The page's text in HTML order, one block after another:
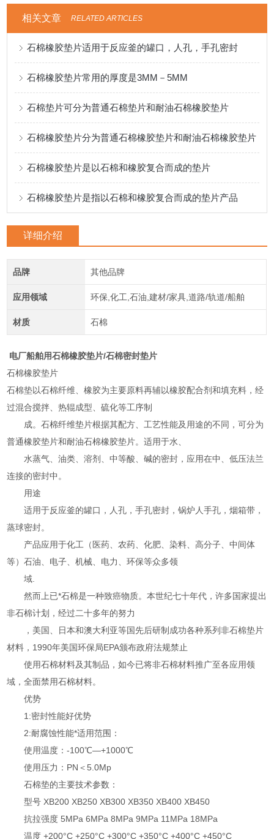
相关文章 RELATED ARTICLES
石棉橡胶垫片适用于反应釜的罐口，人孔，手孔密封
石棉橡胶垫片常用的厚度是3MM－5MM
石棉垫片可分为普通石棉垫片和耐油石棉橡胶垫片
石棉橡胶垫片分为普通石棉橡胶垫片和耐油石棉橡胶垫片
石棉橡胶垫片是以石棉和橡胶复合而成的垫片
石棉橡胶垫片是指以石棉和橡胶复合而成的垫片产品
详细介绍
品牌 其他品牌
应用领域 环保,化工,石油,建材/家具,道路/轨道/船舶
材质 石棉
电厂船舶用石棉橡胶垫片/石棉密封垫片
石棉橡胶垫片
石棉垫以石棉纤维、橡胶为主要原料再辅以橡胶配合剂和填充料，经
过混合搅拌、热辊成型、硫化等工序制
成。石棉纤维垫片根据其配方、工艺性能及用途的不同，可分为
普通橡胶垫片和耐油石棉橡胶垫片。适用于水、
水蒸气、油类、溶剂、中等酸、碱的密封，应用在中、低压法兰
连接的密封中。
用途
适用于反应釜的罐口，人孔，手孔密封，锅炉人手孔，烟箱带，
蒸球密封。
产品应用于化工（医药、农药、化肥、染料、高分子、中间体
等）石油、电子、机械、电力、环保等众多领
域.
然而上已*石棉是一种致癌物质。本世纪七十年代，许多国家提出
非石棉计划，经过二十多年的努力
，美国、日本和澳大利亚等国先后研制成功各种系列非石棉垫片
材料，1990年美国环保局EPA颁布政府法规禁止
使用石棉材料及其制品，如今已将非石棉材料推广至各应用领
域，全面禁用石棉材料。
优势
1:密封性能好优势
2:耐腐蚀性能*适用范围：
使用温度：-100℃—+1000℃
使用压力：PN＜5.0Mp
石棉垫的主要技术参数：
型号 XB200 XB250 XB300 XB350 XB400 XB450
抗拉强度 5MPa 6MPa 8MPa 9MPa 11MPa 18MPa
温度 +200°C +250°C +300°C +350°C +400°C +450°C